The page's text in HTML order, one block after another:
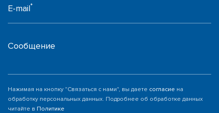
E-mail*
Сообщение
Нажимая на кнопку "Связаться с нами", вы даете согласие на
обработку персональных данных. Подробнее об обработке данных
читайте в Политике